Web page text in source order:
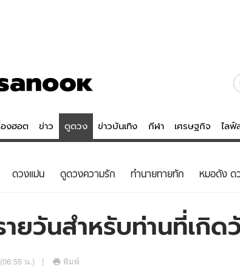
องฮอต ข่าว ดูดวง ข่าวบันเทิง กีฬา เศรษฐกิจ ไลฟ์
ดูดวง - ตรวจหวย
สถิติหวยไทย
ดวงแม่น ดูดวงความรัก ทํานายทายทัก หมอดัง ด
ยวันสำหรับท่านที่เกิด
น.) พิมพ์